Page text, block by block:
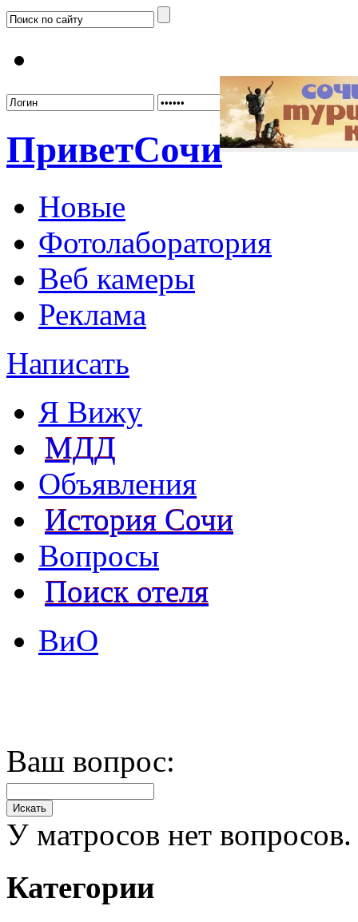
ПриветСочи
Новые
Фотолаборатория
Веб камеры
Реклама
Написать
Я Вижу
МДД
Объявления
История Сочи
Вопросы
Поиск отеля
ВиО
Ваш вопрос:
У матросов нет вопросов.
Категории